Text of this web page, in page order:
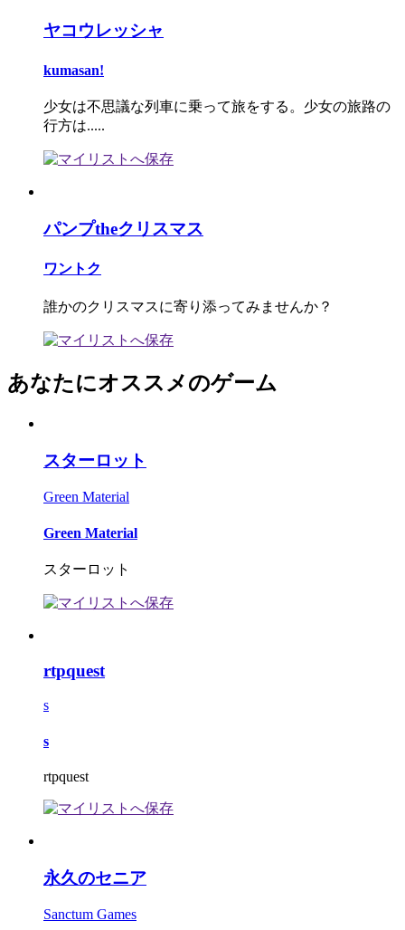
ヤコウレッシャ
kumasan!
少女は不思議な列車に乗って旅をする。少女の旅路の
行方は.....
パンプtheクリスマス
ワントク
誰かのクリスマスに寄り添ってみませんか？
あなたにオススメのゲーム
スターロット
Green Material
Green Material
スターロット
rtpquest
s
s
rtpquest
永久のセニア
Sanctum Games